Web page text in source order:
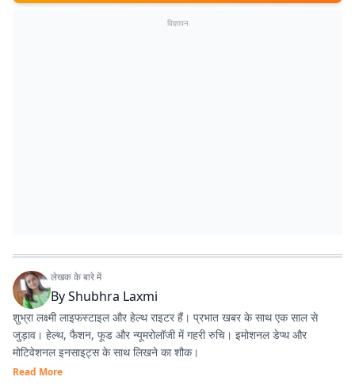
विज्ञापन
लेखक के बारे में
ByShubhra Laxmi
शुभ्रा लक्ष्मी लाइफस्टाइल और हेल्थ राइटर हैं। प्रभात खबर के साथ एक साल से
जुड़ाव। हेल्थ, फैशन, फूड और न्यूमरोलॉजी में गहरी रुचि। इमोशनल डेप्थ और
मोटिवेशनल इनसाइट्स के साथ लिखने का शौक।
Read More